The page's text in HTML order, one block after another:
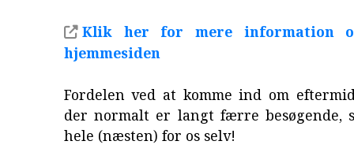
Klik her for mere information
hjemmesiden
Fordelen ved at komme ind om
der normalt er langt færre besøgende,
hele (næsten) for os selv!